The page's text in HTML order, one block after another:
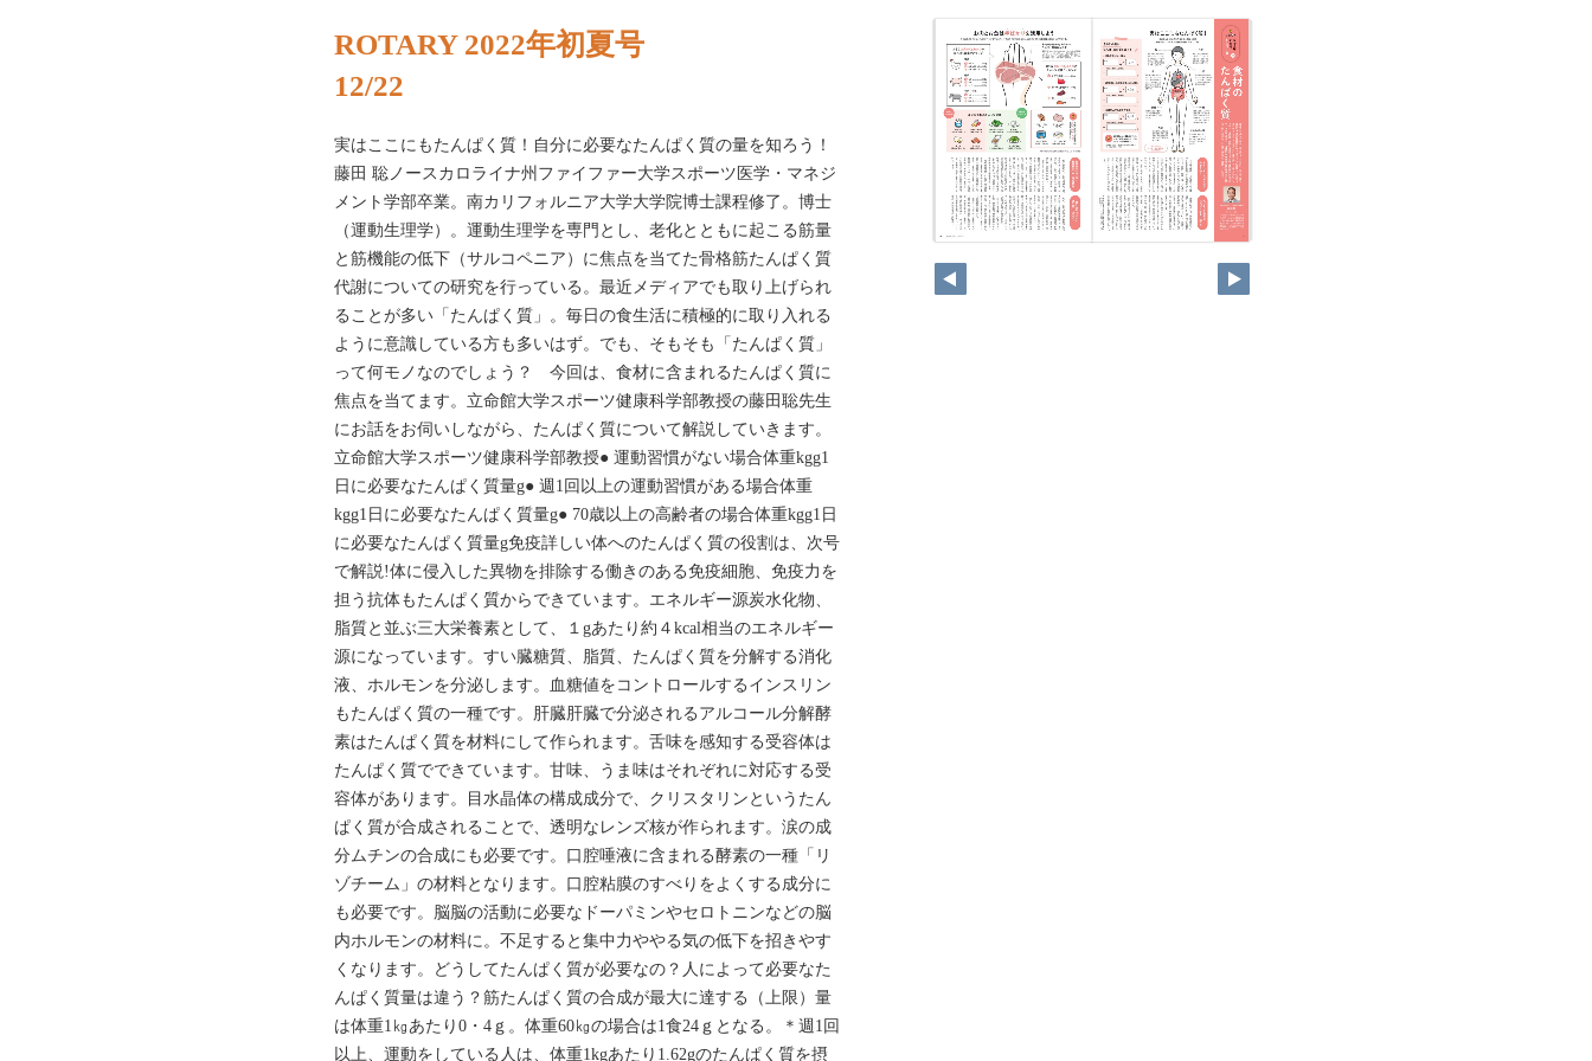
ROTARY 2022年初夏号
12/22
実はここにもたんぱく質！自分に必要なたんぱく質の量を知ろう！
藤田 聡ノースカロライナ州ファイファー大学スポーツ医学・マネジ
メント学部卒業。南カリフォルニア大学大学院博士課程修了。博士
（運動生理学）。運動生理学を専門とし、老化とともに起こる筋量
と筋機能の低下（サルコペニア）に焦点を当てた骨格筋たんぱく質
代謝についての研究を行っている。最近メディアでも取り上げられ
ることが多い「たんぱく質」。毎日の食生活に積極的に取り入れる
ように意識している方も多いはず。でも、そもそも「たんぱく質」
って何モノなのでしょう？ 今回は、食材に含まれるたんぱく質に
焦点を当てます。立命館大学スポーツ健康科学部教授の藤田聡先生
にお話をお伺いしながら、たんぱく質について解説していきます。
立命館大学スポーツ健康科学部教授● 運動習慣がない場合体重kgg1
日に必要なたんぱく質量g● 週1回以上の運動習慣がある場合体重
kgg1日に必要なたんぱく質量g● 70歳以上の高齢者の場合体重kgg1日
に必要なたんぱく質量g免疫詳しい体へのたんぱく質の役割は、次号
で解説!体に侵入した異物を排除する働きのある免疫細胞、免疫力を
担う抗体もたんぱく質からできています。エネルギー源炭水化物、
脂質と並ぶ三大栄養素として、１gあたり約４kcal相当のエネルギー
源になっています。すい臓糖質、脂質、たんぱく質を分解する消化
液、ホルモンを分泌します。血糖値をコントロールするインスリン
もたんぱく質の一種です。肝臓肝臓で分泌されるアルコール分解酵
素はたんぱく質を材料にして作られます。舌味を感知する受容体は
たんぱく質でできています。甘味、うま味はそれぞれに対応する受
容体があります。目水晶体の構成成分で、クリスタリンというたん
ぱく質が合成されることで、透明なレンズ核が作られます。涙の成
分ムチンの合成にも必要です。口腔唾液に含まれる酵素の一種「リ
ゾチーム」の材料となります。口腔粘膜のすべりをよくする成分に
も必要です。脳脳の活動に必要なドーパミンやセロトニンなどの脳
内ホルモンの材料に。不足すると集中力ややる気の低下を招きやす
くなります。どうしてたんぱく質が必要なの？人によって必要なた
んぱく質量は違う？筋たんぱく質の合成が最大に達する（上限）量
は体重1㎏あたり0・4ｇ。体重60㎏の場合は1食24ｇとなる。＊週1回
以上、運動をしている人は、体重1kgあたり1.62gのたんぱく質を摂